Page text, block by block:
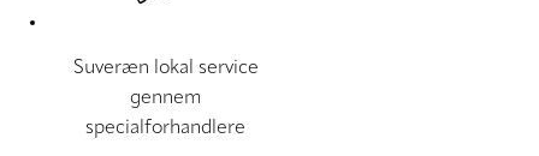
Suveræn lokal service
gennem
specialforhandlere